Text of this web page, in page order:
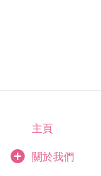
主頁
關於我們